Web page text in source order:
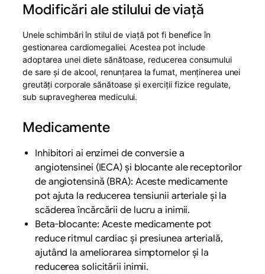
Modificări ale stilului de viață
Unele schimbări în stilul de viață pot fi benefice în
gestionarea cardiomegaliei. Acestea pot include
adoptarea unei diete sănătoase, reducerea consumului
de sare și de alcool, renunțarea la fumat, menținerea unei
greutăți corporale sănătoase și exerciții fizice regulate,
sub supravegherea medicului.
Medicamente
Inhibitori ai enzimei de conversie a
angiotensinei (IECA) și blocante ale receptorilor
de angiotensină (BRA): Aceste medicamente
pot ajuta la reducerea tensiunii arteriale și la
scăderea încărcării de lucru a inimii.
Beta-blocante: Aceste medicamente pot
reduce ritmul cardiac și presiunea arterială,
ajutând la ameliorarea simptomelor și la
reducerea solicitării inimii.